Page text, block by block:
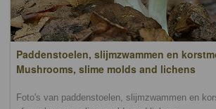
Paddenstoelen, slijmzwammen en
Mushrooms, slime molds and lichens
Foto's van paddenstoelen, slijmzwammen en